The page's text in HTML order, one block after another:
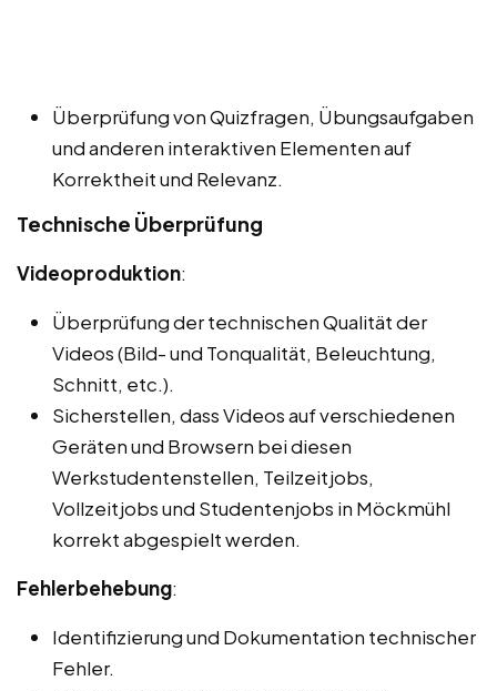
Überprüfung von Quizfragen, Übungsaufgaben
und anderen interaktiven Elementen auf
Korrektheit und Relevanz.
Technische Überprüfung
Videoproduktion:
Überprüfung der technischen Qualität der
Videos (Bild- und Tonqualität, Beleuchtung,
Schnitt, etc.).
Sicherstellen, dass Videos auf verschiedenen
Geräten und Browsern bei diesen
Werkstudentenstellen, Teilzeitjobs,
Vollzeitjobs und Studentenjobs in Möckmühl
korrekt abgespielt werden.
Fehlerbehebung:
Identifizierung und Dokumentation technischer
Fehler.